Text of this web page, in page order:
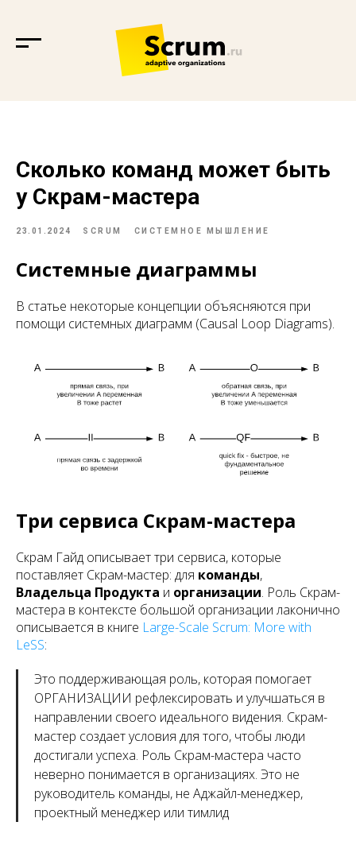
Сколько команд может быть
у Скрам-мастера
23.01.2024 SCRUM СИСТЕМНОЕ МЫШЛЕНИЕ
Системные диаграммы
В статье некоторые концепции объясняются при
помощи системных диаграмм (Causal Loop Diagrams).
Три сервиса Скрам-мастера
Скрам Гайд описывает три сервиса, которые
поставляет Скрам-мастер: для команды,
Владельца Продукта и организации. Роль Скрам-
мастера в контексте большой организации лаконично
описывается в книге Large-Scale Scrum: More with
LeSS:
Это поддерживающая роль, которая помогает
ОРГАНИЗАЦИИ рефлексировать и улучшаться в
направлении своего идеального видения. Скрам-
мастер создает условия для того, чтобы люди
достигали успеха. Роль Скрам-мастера часто
неверно понимается в организациях. Это не
руководитель команды, не Аджайл-менеджер,
проектный менеджер или тимлид